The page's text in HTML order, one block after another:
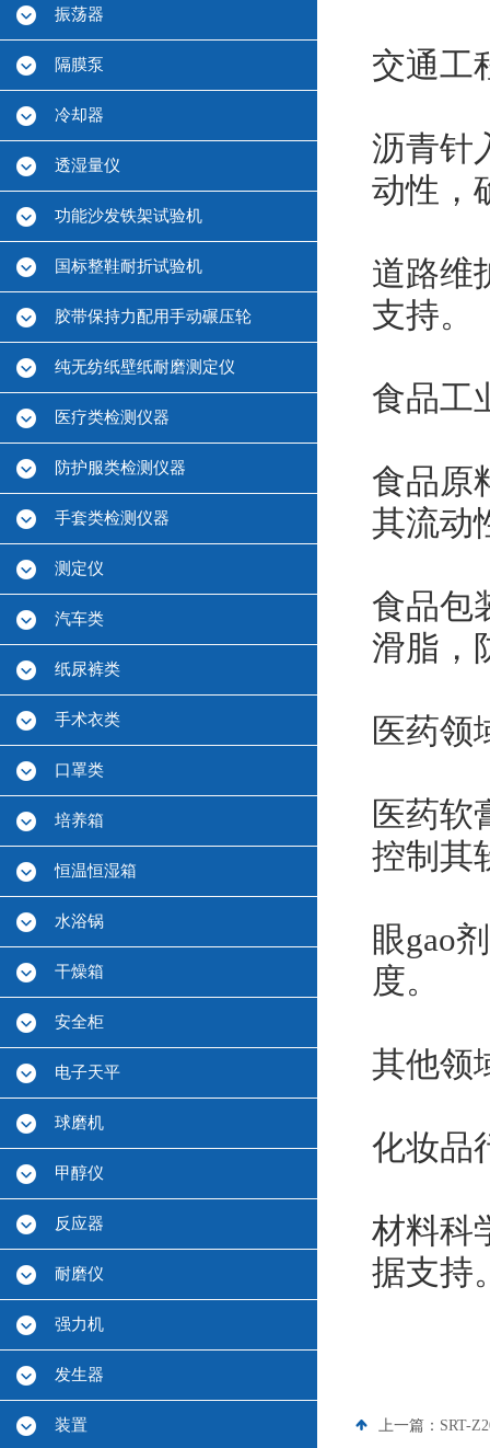
振荡器
隔膜泵
冷却器
透湿量仪
功能沙发铁架试验机
国标整鞋耐折试验机
胶带保持力配用手动碾压轮
纯无纺纸壁纸耐磨测定仪
医疗类检测仪器
防护服类检测仪器
手套类检测仪器
测定仪
汽车类
纸尿裤类
手术衣类
口罩类
培养箱
恒温恒湿箱
水浴锅
干燥箱
安全柜
电子天平
球磨机
甲醇仪
反应器
耐磨仪
强力机
发生器
装置
交通工
沥青针
动性，
道路维
支持。
食品工
食品原
其流动
食品包
滑脂，
医药领
医药软
控制其
眼gao
度。
其他领
化妆品
材料科
据支持
上一篇： SRT-